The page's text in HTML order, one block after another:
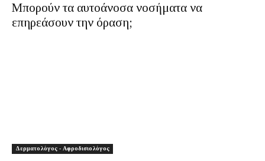
Μπορούν τα αυτοάνοσα νοσήματα να
επηρεάσουν την όραση;
Δερματολόγος - Αφροδισιολόγος